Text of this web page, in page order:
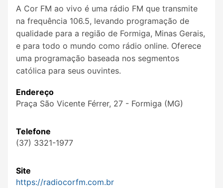
A Cor FM ao vivo é uma rádio FM que transmite
na frequência 106.5, levando programação de
qualidade para a região de Formiga, Minas Gerais,
e para todo o mundo como rádio online. Oferece
uma programação baseada nos segmentos
católica para seus ouvintes.
Endereço
Praça São Vicente Férrer, 27 - Formiga (MG)
Telefone
(37) 3321-1977
Site
https://radiocorfm.com.br